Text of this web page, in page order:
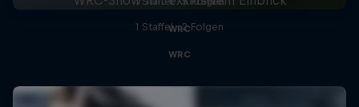
WRC
1 Staffel · 2 Folgen
WRC